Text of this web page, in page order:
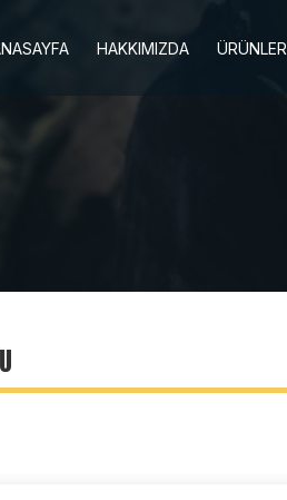
HAKKIMIZDA ÜRÜNLER